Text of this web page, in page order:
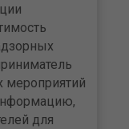
мероприятий
для